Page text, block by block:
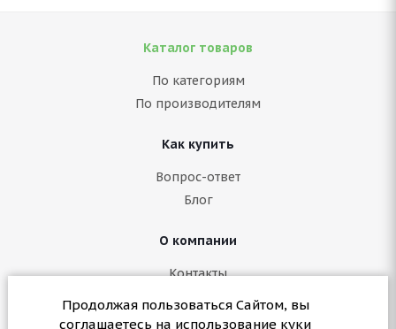
Продолжая пользоваться Сайтом, вы
соглашаетесь на использование куки
Каталог товаров
По категориям
По производителям
Как купить
Вопрос-ответ
Блог
О компании
Контакты
Политика конфиденциальности
Согласие на обработку персональных данных